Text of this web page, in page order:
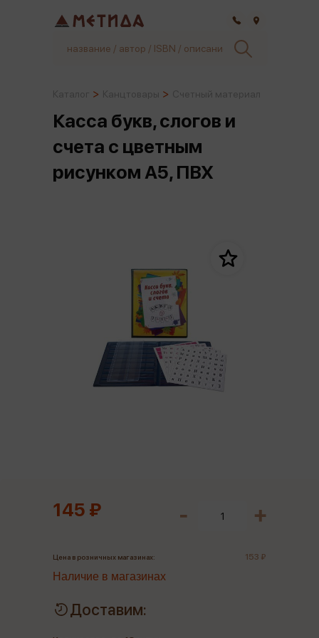
Касса букв, слогов и
счета c цветным
рисунком А5, ПВХ
145 ₽
Цена в розничных магазинах: 153 ₽
Наличие в магазинах
Доставим: